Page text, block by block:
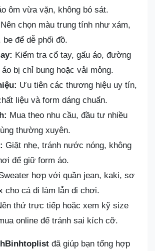
ôm vừa vặn, không bó sát.
Nên chọn màu trung tính như xám,
be để dễ phối đồ.
Kiểm tra cổ tay, gấu áo, đường
bị chỉ bung hoặc vải mỏng.
Ưu tiên các thương hiệu uy tín,
liệu và form dáng chuẩn.
Mua theo nhu cầu, đầu tư nhiều
thường xuyên.
Giặt nhẹ, tránh nước nóng, không
để giữ form áo.
hợp với quần jean, kaki, sơ
cho cả đi làm lẫn đi chơi.
thử trực tiếp hoặc xem kỹ size
online để tránh sai kích cỡ.
đã giúp bạn tổng hợp